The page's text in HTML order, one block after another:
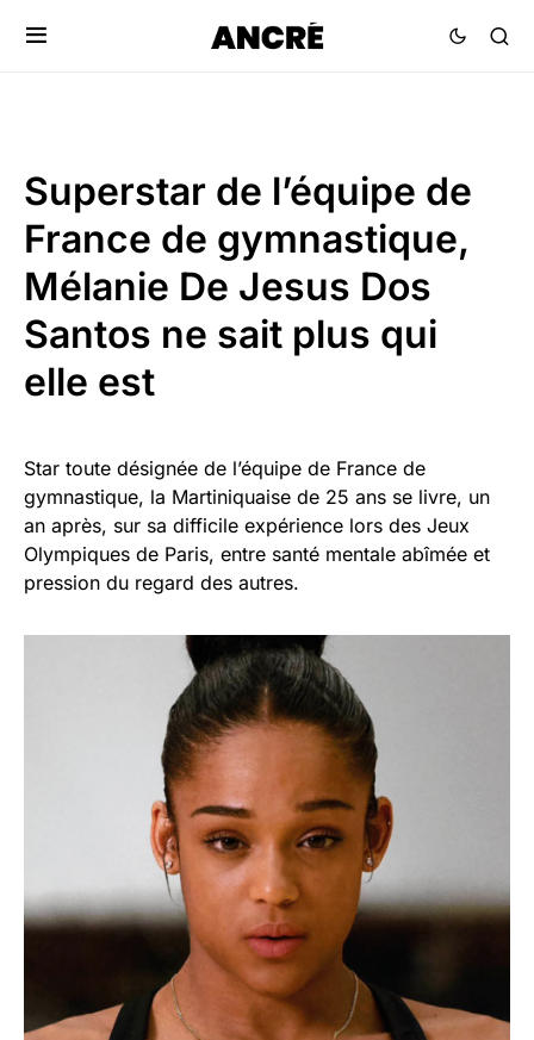
Superstar de l’équipe de
France de gymnastique,
Mélanie De Jesus Dos
Santos ne sait plus qui
elle est
Star toute désignée de l’équipe de France de
gymnastique, la Martiniquaise de 25 ans se livre, un
an après, sur sa difficile expérience lors des Jeux
Olympiques de Paris, entre santé mentale abîmée et
pression du regard des autres.